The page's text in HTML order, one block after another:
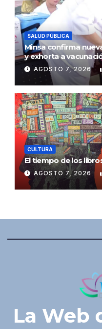
SALUD PÚBLICA
Minsa confirma
y exhorta a
AGOSTO 7, 2026
CULTURA
El tiempo de los
AGOSTO 7, 2026
La Web